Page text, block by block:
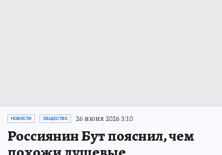
НОВОСТИ ОБЩЕСТВО 26 июня 2026 3:10
Россиянин Бут пояснил, чем